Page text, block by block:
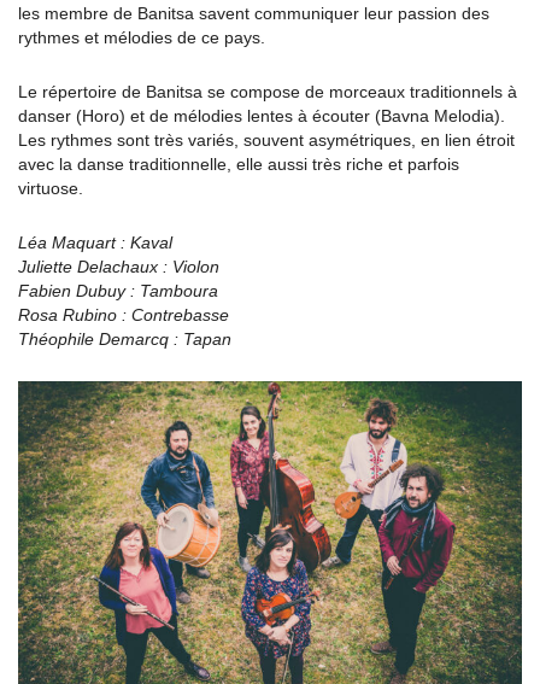
les membre de Banitsa savent communiquer leur passion des
rythmes et mélodies de ce pays.
Le répertoire de Banitsa se compose de morceaux traditionnels à
danser (Horo) et de mélodies lentes à écouter (Bavna Melodia).
Les rythmes sont très variés, souvent asymétriques, en lien étroit
avec la danse traditionnelle, elle aussi très riche et parfois
virtuose.
Léa Maquart : Kaval
Juliette Delachaux : Violon
Fabien Dubuy : Tamboura
Rosa Rubino : Contrebasse
Théophile Demarcq : Tapan